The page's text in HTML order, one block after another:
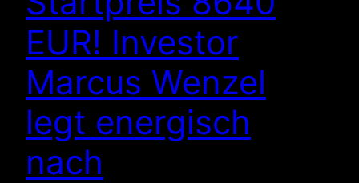
EUR! Investor
Marcus Wenzel
legt energisch
nach